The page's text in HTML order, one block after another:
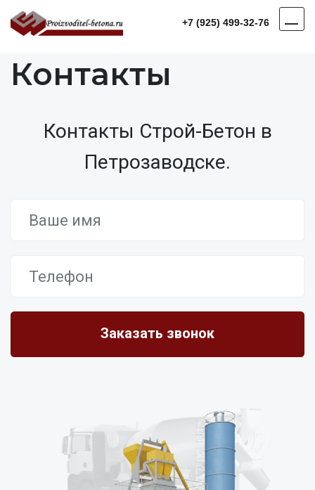
+7 (925) 499-32-76
Контакты
Контакты Строй-Бетон в
Петрозаводске.